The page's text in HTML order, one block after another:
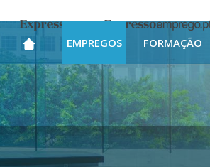
Expresso Expresso Emprego
EMPREGOS FORMAÇÃO